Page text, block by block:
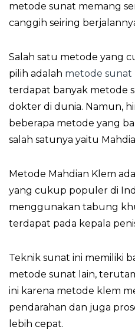
metode sunat memang
canggih seiring
Salah satu metode yang
pilih adalah metode sunat
terdapat banyak metode
dokter di dunia. Namun,
beberapa metode yang
salah satunya yaitu
Metode Mahdian Klem
yang cukup populer di
menggunakan tabung
terdapat pada kepala
Teknik sunat ini memiliki
metode sunat lain,
ini karena metode klem
pendarahan dan juga
lebih cepat.